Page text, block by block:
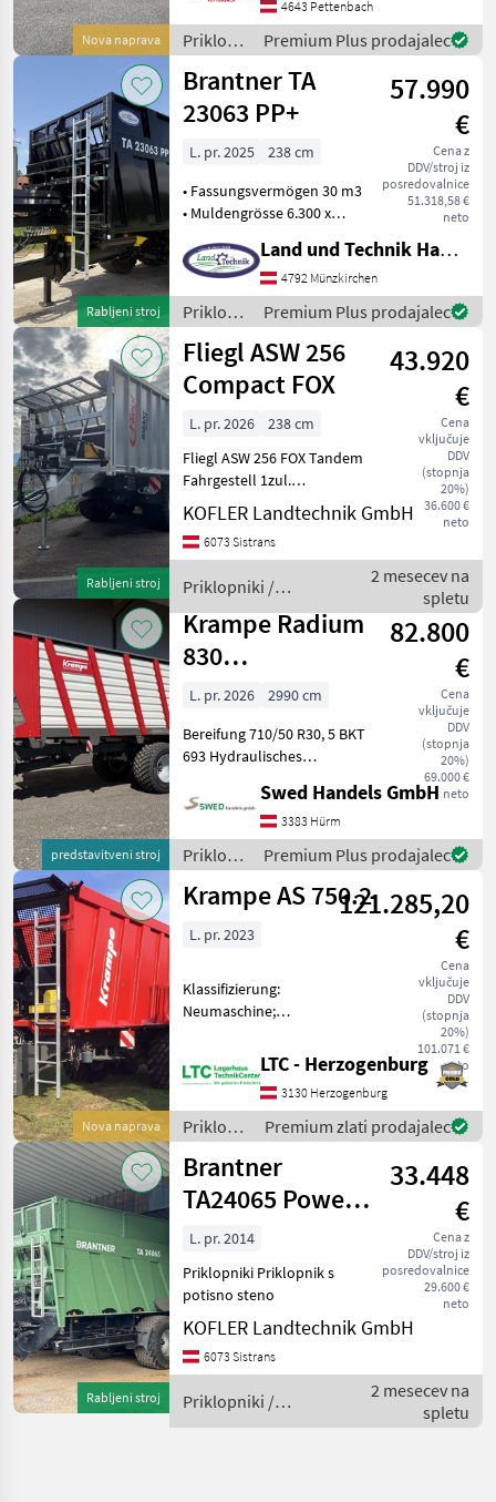
Nova naprava
vielseitig einsetzbares
Fahrzeug, das sich ideal für
landwirtschaftliche und
indus
4643 Pettenbach
Priklopniki
/ Fliegl
Premium Plus prodajalec
Rabljeni stroj
Brantner TA
23063 PP+
57.990
€
Cena z
DDV/stroj iz
posredovalnice
51.318,58 €
neto
L. pr. 2025
238 cm
• Fassungsvermögen 30 m3
• Muldengrösse 6.300 x
2.000 mm • Zweileiter -
Druckluftbremse • ALB
Regler • 40 km/ h
Typenschein • Fahrgest
Land und Technik HandelsgesmbH
4792 Münzkirchen
Priklopniki
/
Brantner
Premium Plus prodajalec
Rabljeni stroj
Fliegl ASW 256
Compact FOX
43.920
€
Cena
vključuje
DDV
(stopnja
20%)
36.600 €
neto
L. pr. 2026
238 cm
Fliegl ASW 256 FOX Tandem
Fahrgestell 1zul.
Gesamtgewicht 20000 kg
DIN-Zugöse 40 (Ø 40 mm)
Parabelfederung TITAN-
Stützfuß 2-Kreis-Druckl
KOFLER Landtechnik GmbH
6073 Sistrans
Priklopniki /
Fliegl
2 mesecev na
spletu
predstavitveni stroj
Krampe Radium
830
Häckselwagen
82.800
€
Cena
vključuje
DDV
(stopnja
20%)
69.000 €
neto
L. pr. 2026
2990 cm
Bereifung 710/50 R30, 5 BKT
693 Hydraulisches
Nachlauflenkachse mit
Vorbereitung elektronische
Zwangslenkung
Verteilerwalzen Kratzboden
mit 14 x 50 Kette
Swed Handels GmbH
3383 Hürm
Priklopniki
/
Krampe
Premium Plus prodajalec
Nova naprava
Krampe AS 750.2121.285,20
€
Cena
vključuje
DDV
(stopnja
20%)
101.071 €
neto
L. pr. 2023
Klassifizierung:
Neumaschine;
WO09318224P1K59805;
Höchstgeschwindigkeit
(km/h): 40; Typ der
Anhängerbremse:
Pneumatisch; Anhängeart:
LTC - Herzogenburg
3130 Herzogenburg
Priklopniki
/
Krampe
Premium zlati prodajalec
Rabljeni stroj
Brantner
TA24065 Power
Push
33.448
€
Cena z
DDV/stroj iz
posredovalnice
29.600 €
neto
L. pr. 2014
Priklopniki Priklopnik s
potisno steno
KOFLER Landtechnik GmbH
6073 Sistrans
Priklopniki /
Brantner
2 mesecev na
spletu